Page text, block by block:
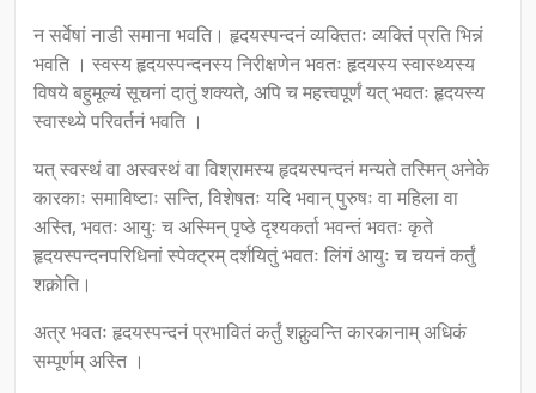
न सर्वेषां नाडी समाना भवति। हृदयस्पन्दनं व्यक्तितः व्यक्तिं प्रति भिन्नं
भवति । स्वस्य हृदयस्पन्दनस्य निरीक्षणेन भवतः हृदयस्य स्वास्थ्यस्य
विषये बहुमूल्यं सूचनां दातुं शक्यते, अपि च महत्त्वपूर्णं यत् भवतः हृदयस्य
स्वास्थ्ये परिवर्तनं भवति ।
यत् स्वस्थं वा अस्वस्थं वा विश्रामस्य हृदयस्पन्दनं मन्यते तस्मिन् अनेके
कारकाः समाविष्टाः सन्ति, विशेषतः यदि भवान् पुरुषः वा महिला वा
अस्ति, भवतः आयुः च अस्मिन् पृष्ठे दृश्यकर्ता भवन्तं भवतः कृते
हृदयस्पन्दनपरिधिनां स्पेक्ट्रम् दर्शयितुं भवतः लिंगं आयुः च चयनं कर्तुं
शक्नोति।
अत्र भवतः हृदयस्पन्दनं प्रभावितं कर्तुं शक्नुवन्ति कारकानाम् अधिकं
सम्पूर्णम् अस्ति ।